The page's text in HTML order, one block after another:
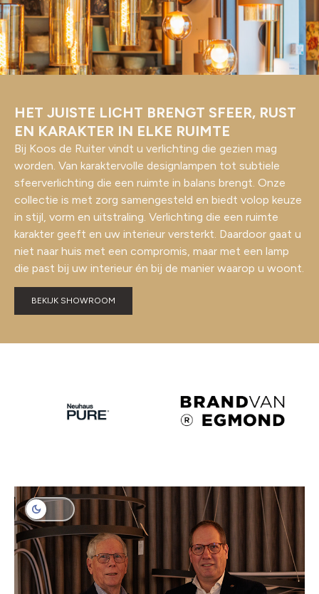
HET JUISTE LICHT BRENGT SFEER, RUST
EN KARAKTER IN ELKE RUIMTE
Bij Koos de Ruiter vindt u verlichting die gezien mag
worden. Van karaktervolle designlampen tot subtiele
sfeerverlichting die een ruimte in balans brengt. Onze
collectie is met zorg samengesteld en biedt volop keuze
in stijl, vorm en uitstraling. Verlichting die een ruimte
karakter geeft en uw interieur versterkt. Daardoor gaat u
niet naar huis met een compromis, maar met een lamp
die past bij uw interieur én bij de manier waarop u woont.
BEKIJK SHOWROOM